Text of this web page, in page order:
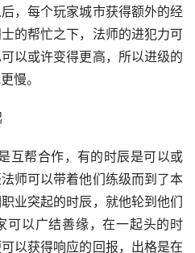
，每个玩家城市获得额外的经
的帮忙之下，法师的进犯力可
以或许变得更高，所以进级的
慢。
师可以带着他们练级而到了本
业突起的时辰，就他轮到他们
可以广结善缘，在一起头的时
以获得响应的回报，出格是在